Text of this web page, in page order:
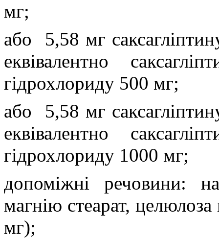
мг;
або
5,58 мг
еквівалентно
гідрохлориду 500 мг;
або
5,58 мг
еквівалентно
гідрохлориду 1000 мг;
допоміжні речовини:
магнію стеарат,
мг);